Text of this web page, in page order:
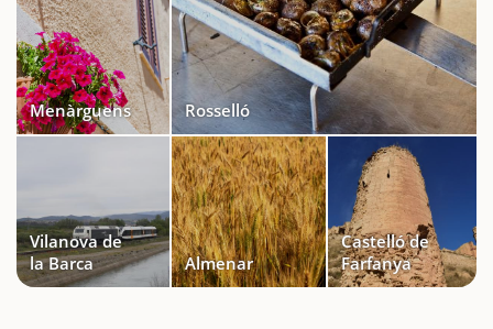
Menàrguens Rosselló
Vilanova de
la Barca
Almenar
Castelló de
Farfanya